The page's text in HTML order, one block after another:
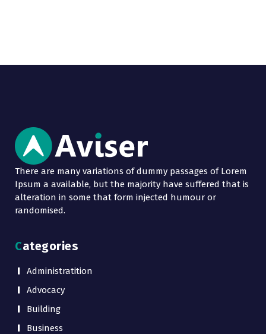
There are many variations of dummy passages of Lorem
Ipsum a available, but the majority have suffered that is
alteration in some that form injected humour or
randomised.
Categories
Administratition
Advocacy
Building
Business